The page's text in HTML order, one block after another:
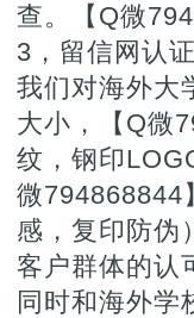
查。【Q微
3，留信网认
我们对海外大
大小，【Q微
纹，钢印
微794868844
感，复印防伪
客户群体的认
同时和海外学